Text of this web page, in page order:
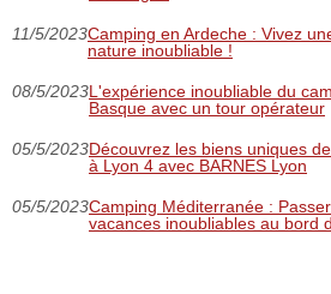
11/5/2023Camping en Ardeche : Vivez
nature inoubliable !
08/5/2023L'expérience inoubliable du
Basque avec un tour opérateur
05/5/2023Découvrez les biens uniques
à Lyon 4 avec BARNES Lyon
05/5/2023Camping Méditerranée :
vacances inoubliables au bord